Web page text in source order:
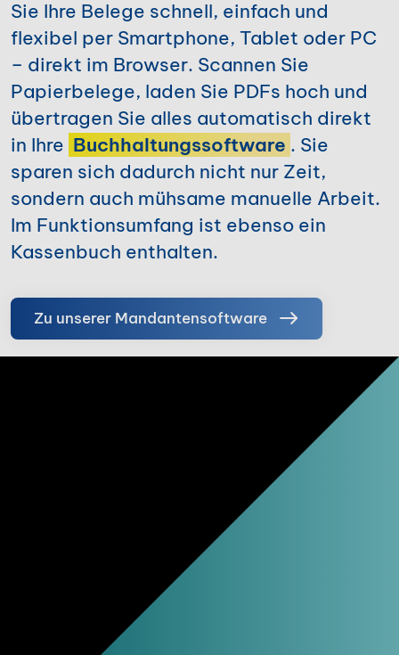
Sie Ihre Belege schnell, einfach und
flexibel per Smartphone, Tablet oder PC
– direkt im Browser. Scannen Sie
Papierbelege, laden Sie PDFs hoch und
übertragen Sie alles automatisch direkt
in Ihre Buchhaltungs­software . Sie
sparen sich dadurch nicht nur Zeit,
sondern auch mühsame manuelle Arbeit.
Im Funktionsumfang ist ebenso ein
Kassenbuch enthalten.
Zu unserer Mandanten­software